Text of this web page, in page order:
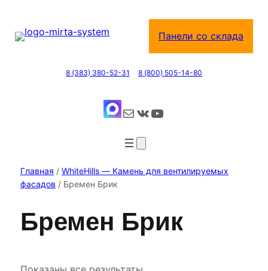
содержимому
Панели со склада
8 (383) 380-52-31 8 (800) 505-14-80
Почта ВКонтакте YouTube
Главная / WhiteHills — Камень для вентилируемых
фасадов / Бремен Брик
Бремен Брик